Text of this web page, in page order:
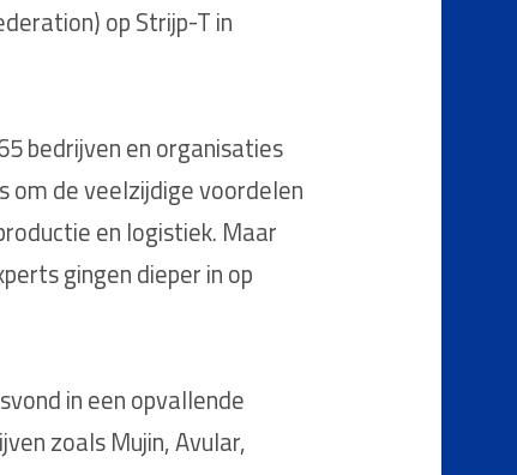
op Strijp-T in
bedrijven en organisaties
om de veelzijdige voordelen
en logistiek. Maar
gingen dieper in op
in een opvallende
zoals Mujin, Avular,